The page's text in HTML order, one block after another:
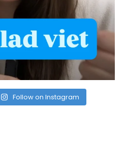
Follow on Instagram